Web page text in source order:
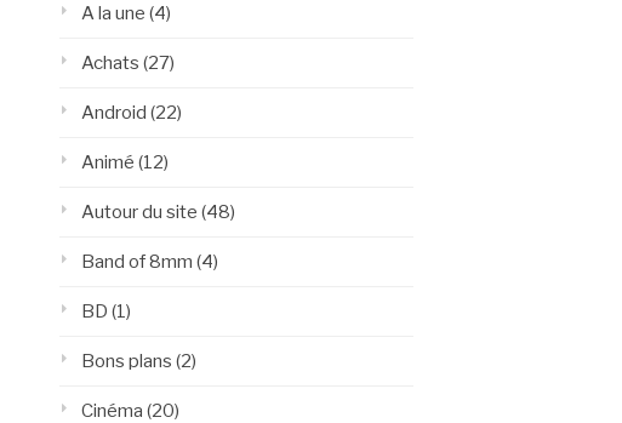
A la une (4)
Achats (27)
Android (22)
Animé (12)
Autour du site (48)
Band of 8mm (4)
BD (1)
Bons plans (2)
Cinéma (20)